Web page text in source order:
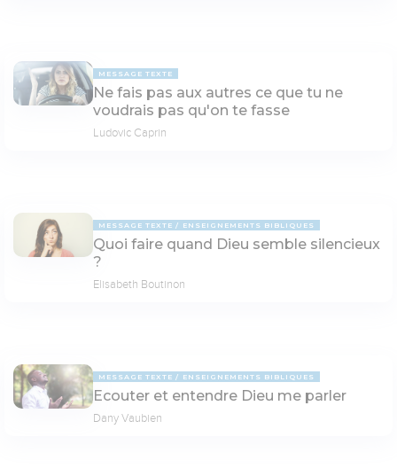
MESSAGE TEXTE
Ne fais pas aux autres ce que tu ne
voudrais pas qu'on te fasse
Ludovic Caprin
MESSAGE TEXTE ENSEIGNEMENTS BIBLIQUES
Quoi faire quand Dieu semble silencieux
?
Elisabeth Boutinon
MESSAGE TEXTE ENSEIGNEMENTS BIBLIQUES
Ecouter et entendre Dieu me parler
Dany Vaubien